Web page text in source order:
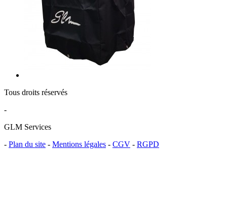
Tous droits réservés
-
GLM Services
- Plan du site - Mentions légales - CGV - RGPD